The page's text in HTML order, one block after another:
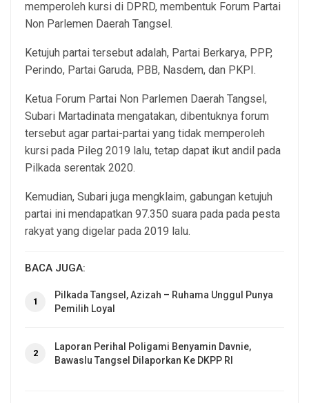
memperoleh kursi di DPRD, membentuk Forum Partai
Non Parlemen Daerah Tangsel.
Ketujuh partai tersebut adalah, Partai Berkarya, PPP,
Perindo, Partai Garuda, PBB, Nasdem, dan PKPI.
Ketua Forum Partai Non Parlemen Daerah Tangsel,
Subari Martadinata mengatakan, dibentuknya forum
tersebut agar partai-partai yang tidak memperoleh
kursi pada Pileg 2019 lalu, tetap dapat ikut andil pada
Pilkada serentak 2020.
Kemudian, Subari juga mengklaim, gabungan ketujuh
partai ini mendapatkan 97.350 suara pada pada pesta
rakyat yang digelar pada 2019 lalu.
BACA JUGA:
1
Pilkada Tangsel, Azizah – Ruhama Unggul Punya
Pemilih Loyal
2
Laporan Perihal Poligami Benyamin Davnie,
Bawaslu Tangsel Dilaporkan Ke DKPP RI